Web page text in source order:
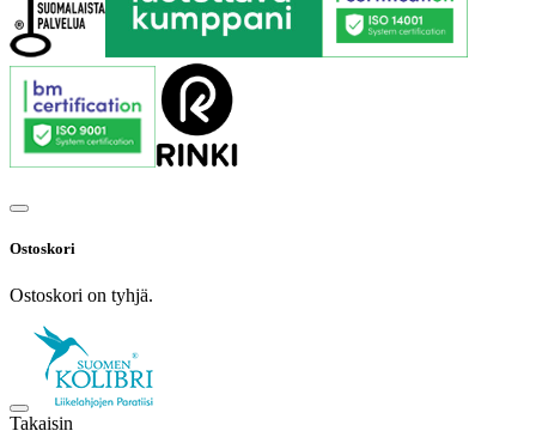
Ostoskori
Ostoskori on tyhjä.
Takaisin